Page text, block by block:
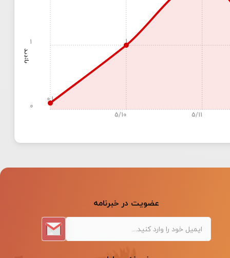
بازدید
0.1
1
5/10 5/11
0
1
عضویت در خبرنامه